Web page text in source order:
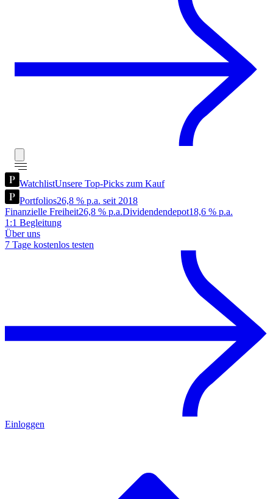
WatchlistUnsere Top-Picks zum Kauf
Portfolios26,8 % p.a. seit 2018
Finanzielle Freiheit26,8 % p.a.Dividendendepot18,6 % p.a.
1:1 Begleitung
Über uns
7 Tage kostenlos testen
Einloggen